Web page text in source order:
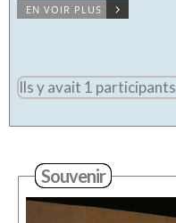
EN VOIR PLUS
Ils y avait 1 participants
Souvenir